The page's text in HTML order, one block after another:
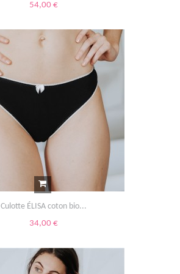
54,00 €
Culotte ÉLISA coton bio...
34,00 €